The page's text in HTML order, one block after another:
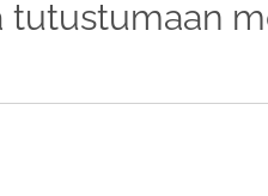
tutustumaan